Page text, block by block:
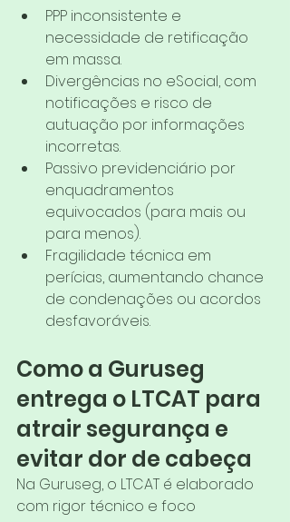
PPP inconsistente e
necessidade de retificação
em massa.
Divergências no eSocial, com
notificações e risco de
autuação por informações
incorretas.
Passivo previdenciário por
enquadramentos
equivocados (para mais ou
para menos).
Fragilidade técnica em
perícias, aumentando chance
de condenações ou acordos
desfavoráveis.
Como a Guruseg
entrega o LTCAT para
atrair segurança e
evitar dor de cabeça
Na Guruseg, o LTCAT é elaborado
com rigor técnico e foco